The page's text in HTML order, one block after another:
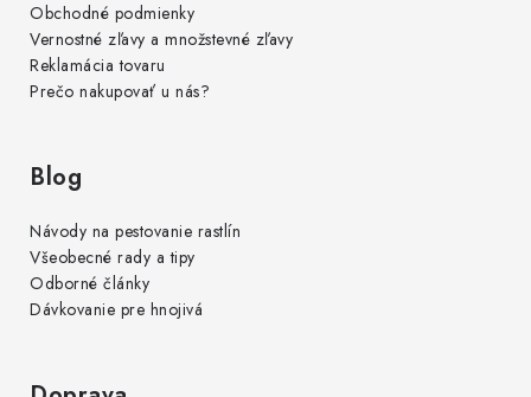
Obchodné podmienky
Vernostné zľavy a množstevné zľavy
Reklamácia tovaru
Prečo nakupovať u nás?
Blog
Návody na pestovanie rastlín
Všeobecné rady a tipy
Odborné články
Dávkovanie pre hnojivá